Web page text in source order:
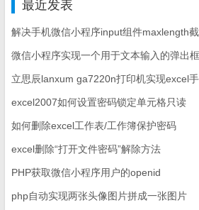
最近发表
解决手机微信小程序input组件maxlength
微信小程序实现一个用于文本输入的弹出框
立思辰lanxum ga7220n打印机实现excel
excel2007如何设置密码锁定单元格只读
如何删除excel工作表/工作簿保护密码
excel删除“打开文件密码”解除方法
PHP获取微信小程序用户的openid
php自动实现两张头像图片拼成一张图片